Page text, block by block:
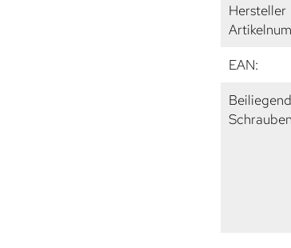
Hersteller
EAN: